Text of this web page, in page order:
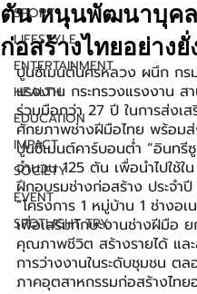
SPORT
LIFESTYLE
ENTERTAINMENT
HEALTH
EDUCATION
IMPACT
SOCIETY
EVENT
SPOTLIGHT TRY
ตัน หนุนพัฒนาบุค
ก่อสร้างไทยอย่างยั่
ปูนซีเมนต์นครหลวง ผนึก ก
แรงงาน กระทรวงแรงงาน ส
ร่วมมือกว่า 27 ปี ในการส่งเ
ศักยภาพช่างฝีมือไทย พร้อม
ปูนซีเมนต์คาร์บอนต่ำ “อินทรีซู
จำนวน 125 ตัน เพื่อนำไปใช้ใ
ฝึกอบรมช่างก่อสร้าง ประจำ
“โครงการ 1 หมู่บ้าน 1 ช่างอเ
เพื่อเสริมทักษะงานช่างฝีมือ ย
คุณภาพชีวิต สร้างรายได้ แล
การว่างงานในระดับชุมชน ต
ภาคอุตสาหกรรมก่อสร้างไท